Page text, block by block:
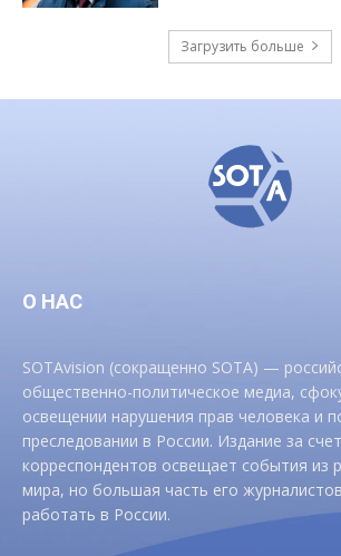
Загрузить больше
О НАС
SOTAvision (сокращенно SOTA) —
общественно-политическое медиа,
освещении нарушения прав человека и
преследовании в России. Издание за
корреспондентов освещает события из
мира, но большая часть его
работать в России.